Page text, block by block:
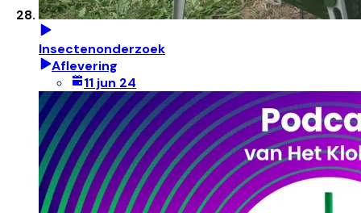
Insectenonderzoek
Aflevering
11 jun 24